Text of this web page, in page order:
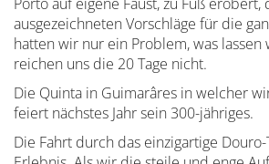
ausgezeichneten Vorschläge für die
hatten wir nur ein Problem, was lassen
reichen uns die 20 Tage nicht.
Die Quinta in Guimarâres in welcher
feiert nächstes Jahr sein 300-jähriges.
Die Fahrt durch das einzigartige